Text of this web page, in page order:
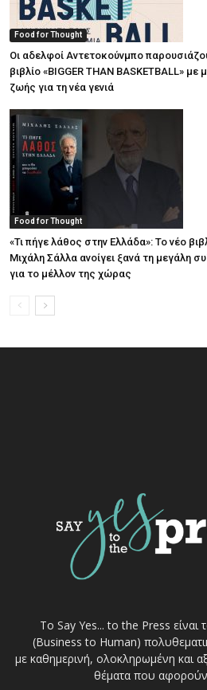
Food for Thought
Οι αδελφοί Αντετοκούνμπο
βιβλίο «BIGGER THAN BASKETBALL» με
ζωής για τη νέα γενιά
Food for Thought
«Τι πήγε λάθος στην Ελλάδα»: Το νέο
Μιχάλη Σάλλα ανοίγει ξανά τη μεγάλη
για το μέλλον της χώρας
Το Say Yes... to the Press
(Business to Human)
με καθημερινή, ολοκληρωμένη και
θέματα που